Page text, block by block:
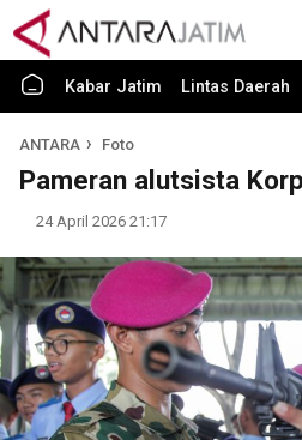
Kabar Jatim Lintas Daerah
ANTARA Foto
Pameran alutsista
24 April 2026 21:17